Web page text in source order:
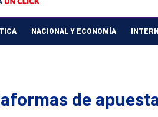
NACIONAL Y ECONOMÍA
de